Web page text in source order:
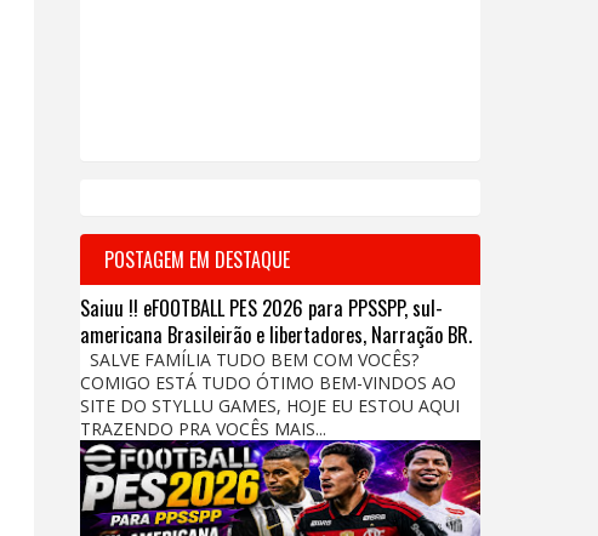
POSTAGEM EM DESTAQUE
Saiuu !! eFOOTBALL PES 2026 para PPSSPP, sul-
americana Brasileirão e libertadores, Narração BR.
SALVE FAMÍLIA TUDO BEM COM VOCÊS?
COMIGO ESTÁ TUDO ÓTIMO BEM-VINDOS AO
SITE DO STYLLU GAMES, HOJE EU ESTOU AQUI
TRAZENDO PRA VOCÊS MAIS...